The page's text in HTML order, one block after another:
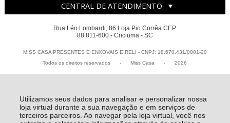
Utilizamos seus dados para analisar e personalizar nossa
loja virtual durante a sua navegação e em serviços de
terceiros parceiros. Ao navegar pela loja virtual, você nos
CENTRAL DE ATENDIMENTO
Rua Léo Lombardi, 86 Loja Pio Corrêa CEP
88.811-600 - Criciuma - SC
MISS CASA PRESENTES E ENXOVAIS EIRELI - CNPJ: 18.670.431/0001-20
Todos os direitos reservados
- Miss Casa - 2026